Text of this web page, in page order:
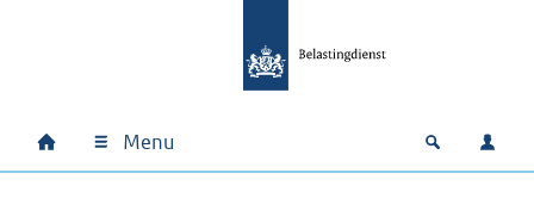
Hoofdnavigatie
Home Menu Open